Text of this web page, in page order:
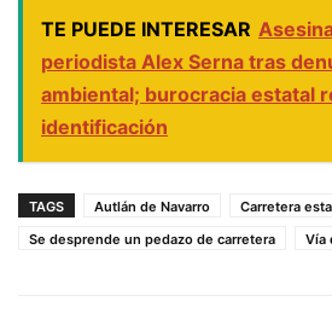
TE PUEDE INTERESAR
periodista Alex Serna tras
ambiental; burocracia estatal
identificación
TAGS Autlán de Navarro
Carretera
Se desprende un pedazo de carretera
Vía